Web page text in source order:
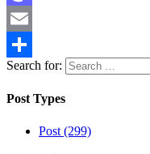
Mastodon
Email
Share
Search for:
Post Types
Post (299)